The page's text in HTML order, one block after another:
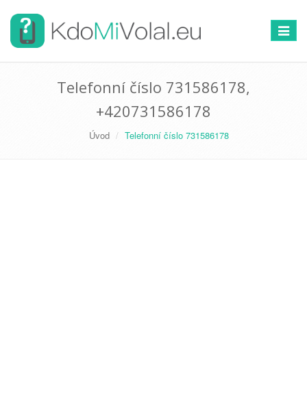
Telefonní číslo 731586178,
+420731586178
Úvod Telefonní číslo 731586178